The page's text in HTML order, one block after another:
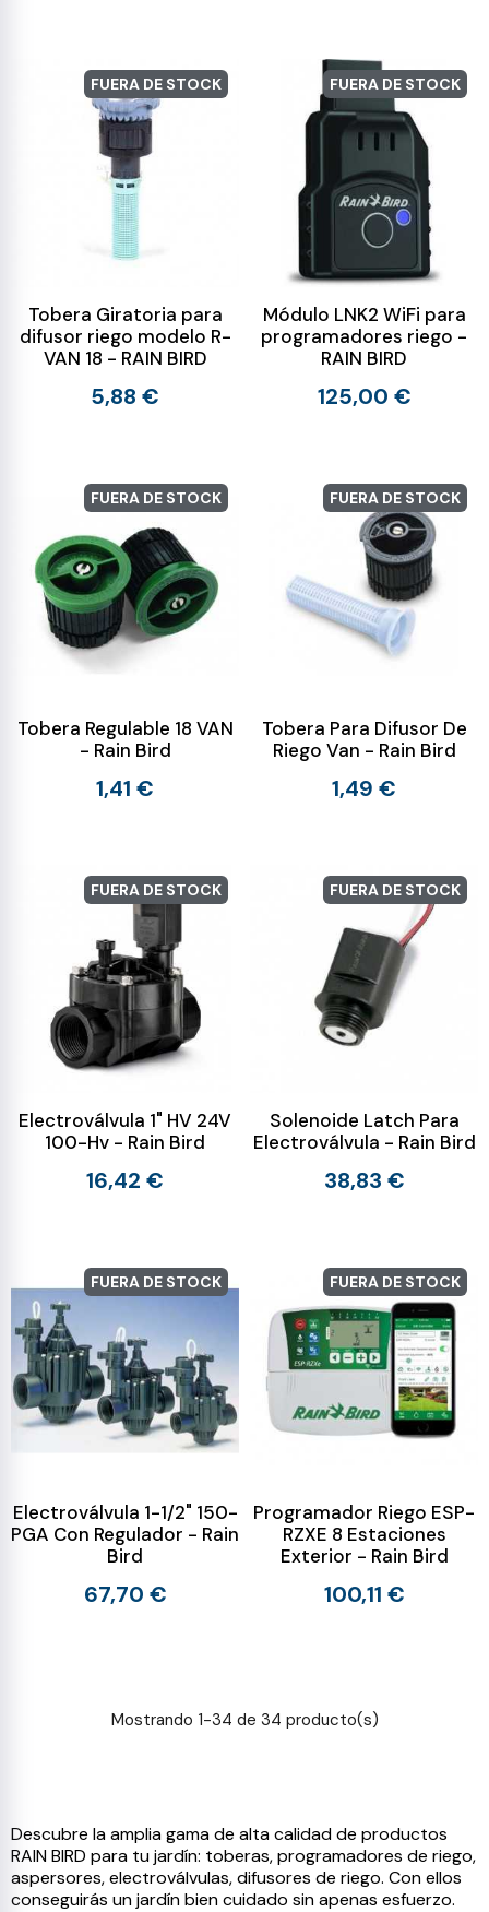
FUERA DE STOCK
Tobera Giratoria para
difusor riego modelo R-
VAN 18 - RAIN BIRD
5,88 €
FUERA DE STOCK
Módulo LNK2 WiFi para
programadores riego -
RAIN BIRD
125,00 €
FUERA DE STOCK
Tobera Regulable 18 VAN
- Rain Bird
1,41 €
FUERA DE STOCK
Tobera Para Difusor De
Riego Van - Rain Bird
1,49 €
FUERA DE STOCK
Electroválvula 1" HV 24V
100-Hv - Rain Bird
16,42 €
FUERA DE STOCK
Solenoide Latch Para
Electroválvula - Rain Bird
38,83 €
FUERA DE STOCK
Electroválvula 1-1/2" 150-
PGA Con Regulador - Rain
Bird
67,70 €
FUERA DE STOCK
Programador Riego ESP-
RZXE 8 Estaciones
Exterior - Rain Bird
100,11 €
Mostrando 1-34 de 34 producto(s)
Descubre la amplia gama de alta calidad de productos
RAIN BIRD para tu jardín: toberas, programadores de riego,
aspersores, electroválvulas, difusores de riego. Con ellos
conseguirás un jardín bien cuidado sin apenas esfuerzo.